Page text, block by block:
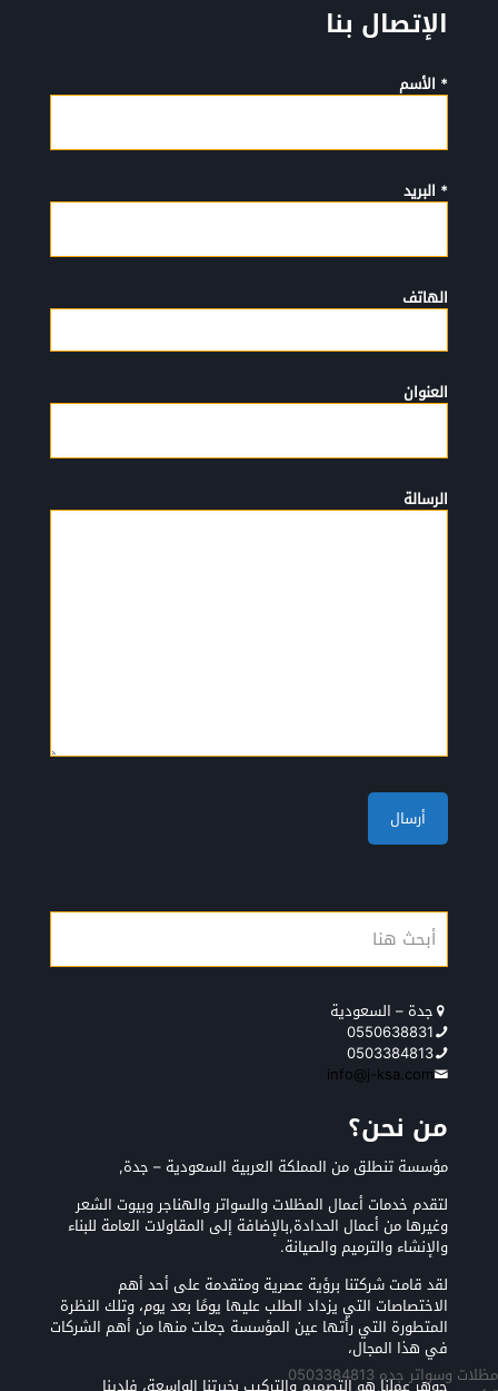
الإتصال بنا
* الأسم
* البريد
الهاتف
العنوان
الرسالة
جدة – السعودية
0550638831
0503384813
info@j-ksa.com
من نحن؟
مؤسسة تنطلق من المملكة العربية السعودية – جدة,
لتقدم خدمات أعمال المظلات والسواتر والهناجر وبيوت الشعر
وغيرها من أعمال الحدادة,بالإضافة إلى المقاولات العامة للبناء
والإنشاء والترميم والصيانة.
لقد قامت شركتنا برؤية عصرية ومتقدمة على أحد أهم
الاختصاصات التي يزداد الطلب عليها يومًا بعد يوم، وتلك النظرة
المتطورة التي رأتها عين المؤسسة جعلت منها من أهم الشركات
في هذا المجال،
مظلات وسواتر جده 0503384813